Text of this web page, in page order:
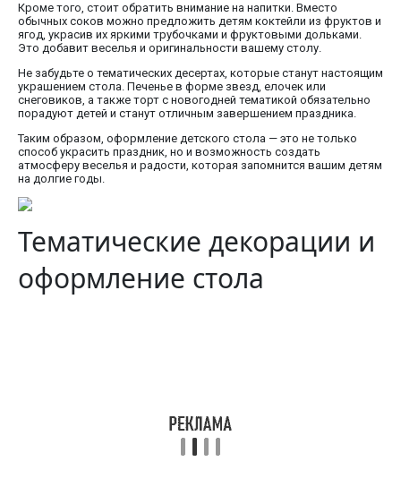
Кроме того, стоит обратить внимание на напитки. Вместо
обычных соков можно предложить детям коктейли из фруктов и
ягод, украсив их яркими трубочками и фруктовыми дольками.
Это добавит веселья и оригинальности вашему столу.
Не забудьте о тематических десертах, которые станут настоящим
украшением стола. Печенье в форме звезд, елочек или
снеговиков, а также торт с новогодней тематикой обязательно
порадуют детей и станут отличным завершением праздника.
Таким образом, оформление детского стола — это не только
способ украсить праздник, но и возможность создать
атмосферу веселья и радости, которая запомнится вашим детям
на долгие годы.
Тематические декорации и
оформление стола